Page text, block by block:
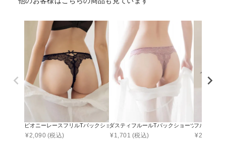
ピオニーレースフリルTバックショーツ【ショーツ単品】
¥2,090 (税込)
ダスティフルールTバックショーツ 【ショー
¥1,701 (税込)
フルールシ
¥2,090